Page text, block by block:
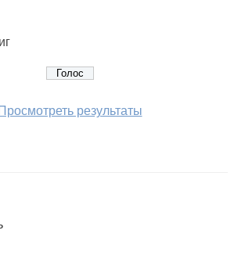
Просмотреть результаты